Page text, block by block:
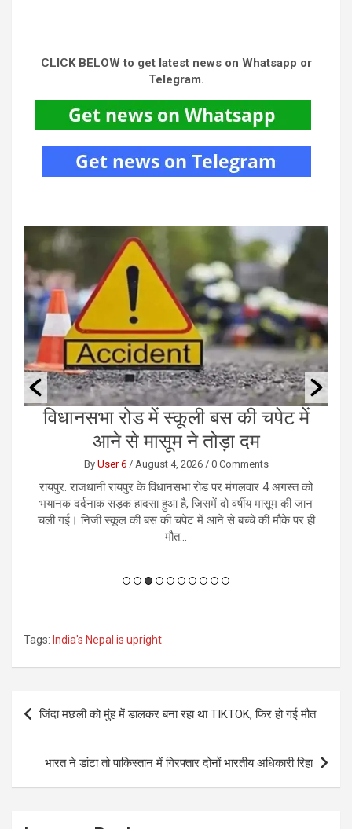
CLICK BELOW to get latest news on Whatsapp or
Telegram.
विधानसभा रोड में स्कूली बस की चपेट में
आने से मासूम ने तोड़ा दम
By User 6/ August 4, 2026/ 0 Comments
रायपुर. राजधानी रायपुर के विधानसभा रोड पर मंगलवार 4 अगस्त को
भयानक दर्दनाक सड़क हादसा हुआ है, जिसमें दो वर्षीय मासूम की जान
चली गई। निजी स्कूल की बस की चपेट में आने से बच्चे की मौके पर ही
मौत...
Tags: India's Nepal is upright
Post
navigation
जिंदा मछली को मुंह में डालकर बना रहा था TIKTOK, फिर हो गई मौत
भारत ने डांटा तो पाकिस्तान में गिरफ्तार दोनों भारतीय अधिकारी रिहा